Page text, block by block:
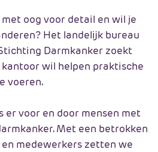
oog voor detail en wil je
Het landelijk bureau
Darmkanker zoekt
wil helpen praktische
voeren.
er voor en door mensen met
Met een betrokken
medewerkers zetten we